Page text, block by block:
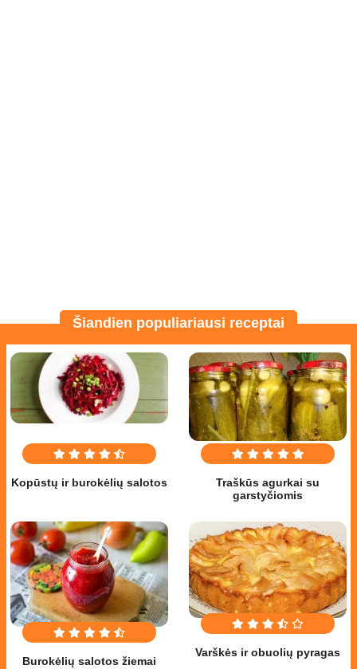
Šiandien populiariausi receptai
Kopūstų ir burokėlių salotos
Traškūs agurkai su
garstyčiomis
Burokėlių salotos žiemai
Varškės ir obuolių pyragas